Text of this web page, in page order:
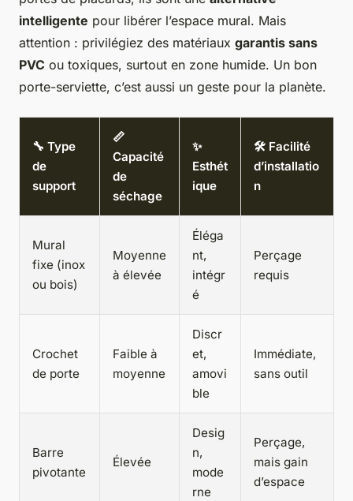
intelligente pour libérer l’espace mural. Mais
attention : privilégiez des matériaux garantis sans
PVC ou toxiques, surtout en zone humide. Un bon
porte-serviette, c’est aussi un geste pour la planète.
🔧 Type
de
support
📏
Capacité
de
séchage
✨
Esthét
ique
🛠 Facilité
d’installatio
n
Mural
fixe (inox
ou bois)
Moyenne
à élevée
Éléga
nt,
intégr
é
Perçage
requis
Crochet
de porte
Faible à
moyenne
Discr
et,
amovi
ble
Immédiate,
sans outil
Barre
pivotante
Élevée
Desig
n,
mode
rne
Perçage,
mais gain
d’espace